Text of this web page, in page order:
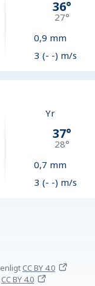
36°
27°
0,9 mm
3 (- -) m/s
Yr
37°
28°
0,7 mm
3 (- -) m/s
enligtCC BY 4.0
CC BY 4.0